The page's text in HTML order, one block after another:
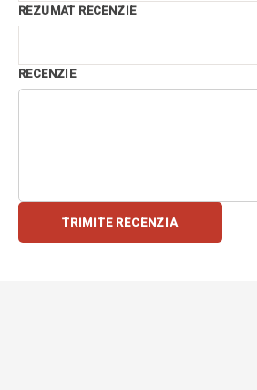
REZUMAT RECENZIE
RECENZIE
TRIMITE RECENZIA